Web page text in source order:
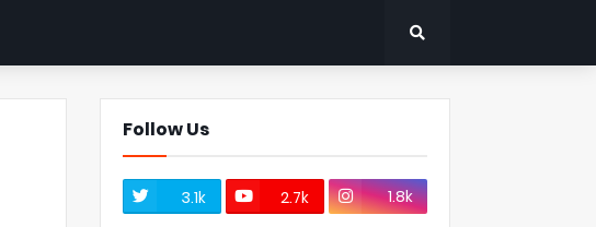
Follow Us
3.1k 2.7k 1.8k